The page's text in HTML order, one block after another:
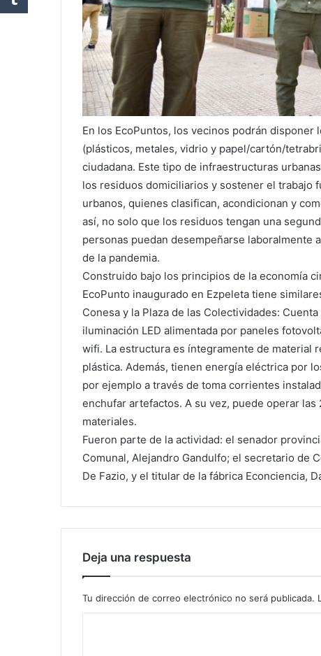
En los EcoPuntos, los vecinos podrán
(plásticos, metales, vidrio y papel/cartón/
ciudadana. Este tipo de infraestructuras
los residuos domiciliarios y sostener el trabajo
urbanos, quienes clasifican, acondicionan y
así, no solo que los residuos tengan una
personas puedan desempeñarse laboralmente
de la pandemia.
Construido bajo los principios de la economía
EcoPunto inaugurado en Ezpeleta tiene
Conesa y la Plaza de las Colectividades:
iluminación LED alimentada por paneles
wifi. La estructura es íntegramente de material
plástica. Además, tienen energía eléctrica por
por ejemplo a través de toma corrientes
enchufar artefactos. A su vez, puede operar
materiales.
Fueron parte de la actividad: el senador
Comunal, Alejandro Gandulfo; el secretario de
De Fazio, y el titular de la fábrica Econciencia,
Deja una respuesta
Tu dirección de correo electrónico no será publicada.